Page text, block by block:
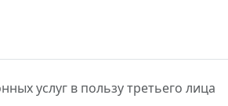
услуг в пользу третьего лица